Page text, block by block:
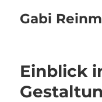
Gabi
Einblick